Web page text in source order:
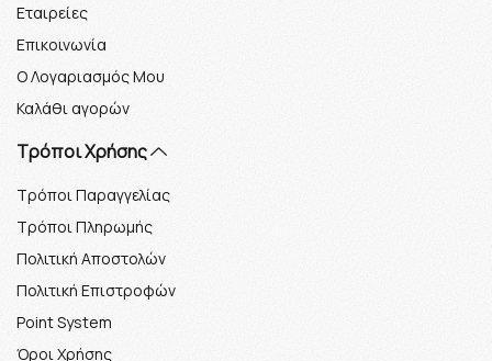
Εταιρείες
Επικοινωνία
Ο Λογαριασμός Μου
Καλάθι αγορών
Τρόποι Χρήσης
Τρόποι Παραγγελίας
Τρόποι Πληρωμής
Πολιτική Αποστολών
Πολιτική Επιστροφών
Point System
Όροι Χρήσης